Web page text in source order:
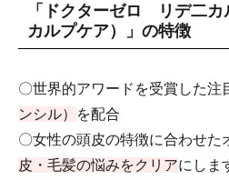
「ドクターゼロ リデ二カ
カルプケア）」の特徴
〇世界的アワードを受賞した注
ンシル）
を配合
〇女性の頭皮の特徴に合わせた
皮・毛髪の悩みをクリアにしま